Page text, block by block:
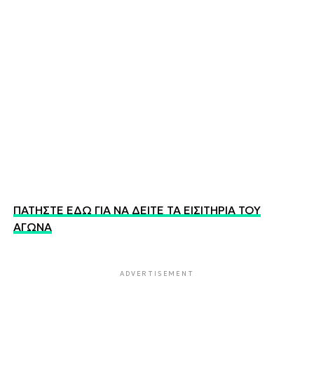
ΠΑΤΗΣΤΕ ΕΔΩ ΓΙΑ ΝΑ ΔΕΙΤΕ ΤΑ ΕΙΣΙΤΗΡΙΑ ΤΟΥ
ΑΓΩΝΑ
ADVERTISEMENT